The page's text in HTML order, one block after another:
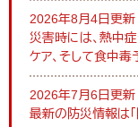
2026年8月4日更新
災害時には、熱中
ケア、そして食中毒
2026年7月6日更新
最新の防災情報は